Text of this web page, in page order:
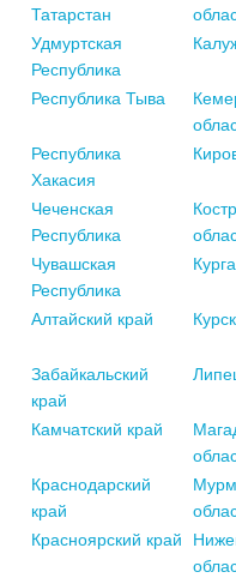
Татарстан
Удмуртская
Республика
Республика Тыва
Республика
Хакасия
Чеченская
Республика
Чувашская
Республика
Алтайский край
Забайкальский
край
Камчатский край
Краснодарский
край
Красноярский край